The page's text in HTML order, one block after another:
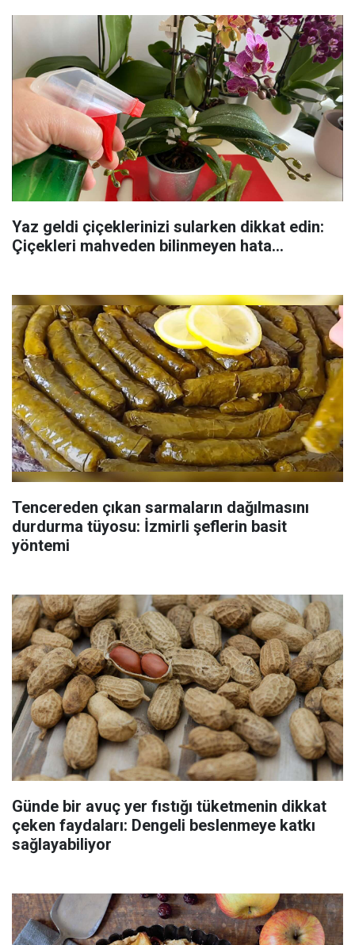
Yaz geldi çiçeklerinizi sularken dikkat edin:
Çiçekleri mahveden bilinmeyen hata...
Tencereden çıkan sarmaların dağılmasını
durdurma tüyosu: İzmirli şeflerin basit
yöntemi
Günde bir avuç yer fıstığı tüketmenin dikkat
çeken faydaları: Dengeli beslenmeye katkı
sağlayabiliyor